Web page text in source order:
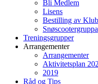
Bli Medlem
Lisens
Bestilling av
Snøscootergruppa
Treningsgrupper
Arrangementer
Arrangementer
Aktivitetsplan
2019
Råd og Tips